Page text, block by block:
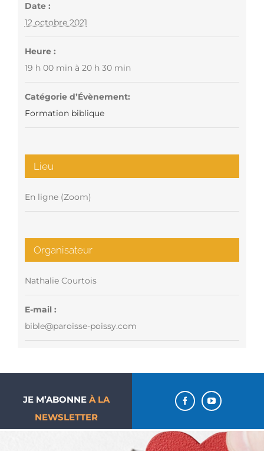
Date :
12 octobre 2021
Heure :
19 h 00 min à 20 h 30 min
Catégorie d’Évènement:
Formation biblique
Lieu
En ligne (Zoom)
Organisateur
Nathalie Courtois
E-mail :
bible@paroisse-poissy.com
JE M’ABONNE À LA
NEWSLETTER